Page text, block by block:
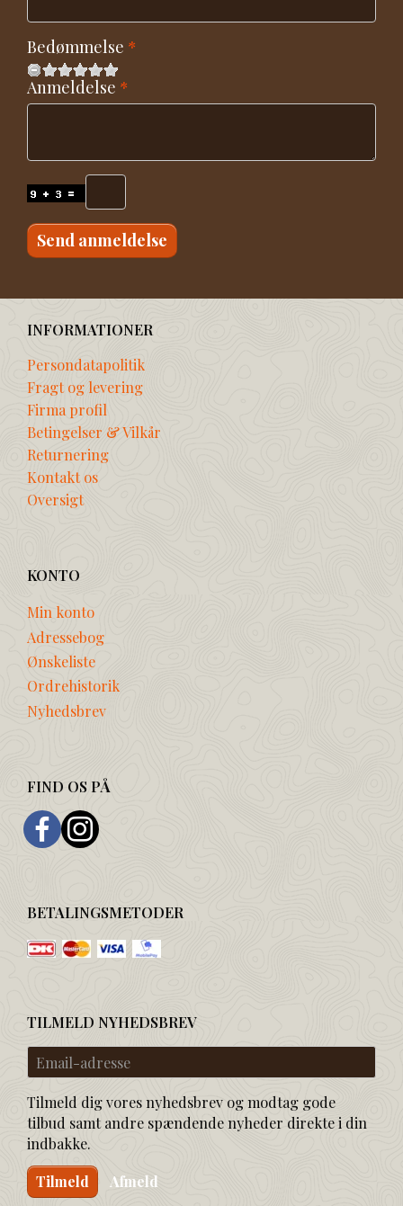
Bedømmelse
Anmeldelse
Send anmeldelse
INFORMATIONER
Persondatapolitik
Fragt og levering
Firma profil
Betingelser & Vilkår
Returnering
Kontakt os
Oversigt
KONTO
Min konto
Adressebog
Ønskeliste
Ordrehistorik
Nyhedsbrev
FIND OS PÅ
BETALINGSMETODER
TILMELD NYHEDSBREV
Email-
adresse
Tilmeld dig vores nyhedsbrev og modtag gode
tilbud samt andre spændende nyheder direkte i din
indbakke.
Tilmeld Afmeld